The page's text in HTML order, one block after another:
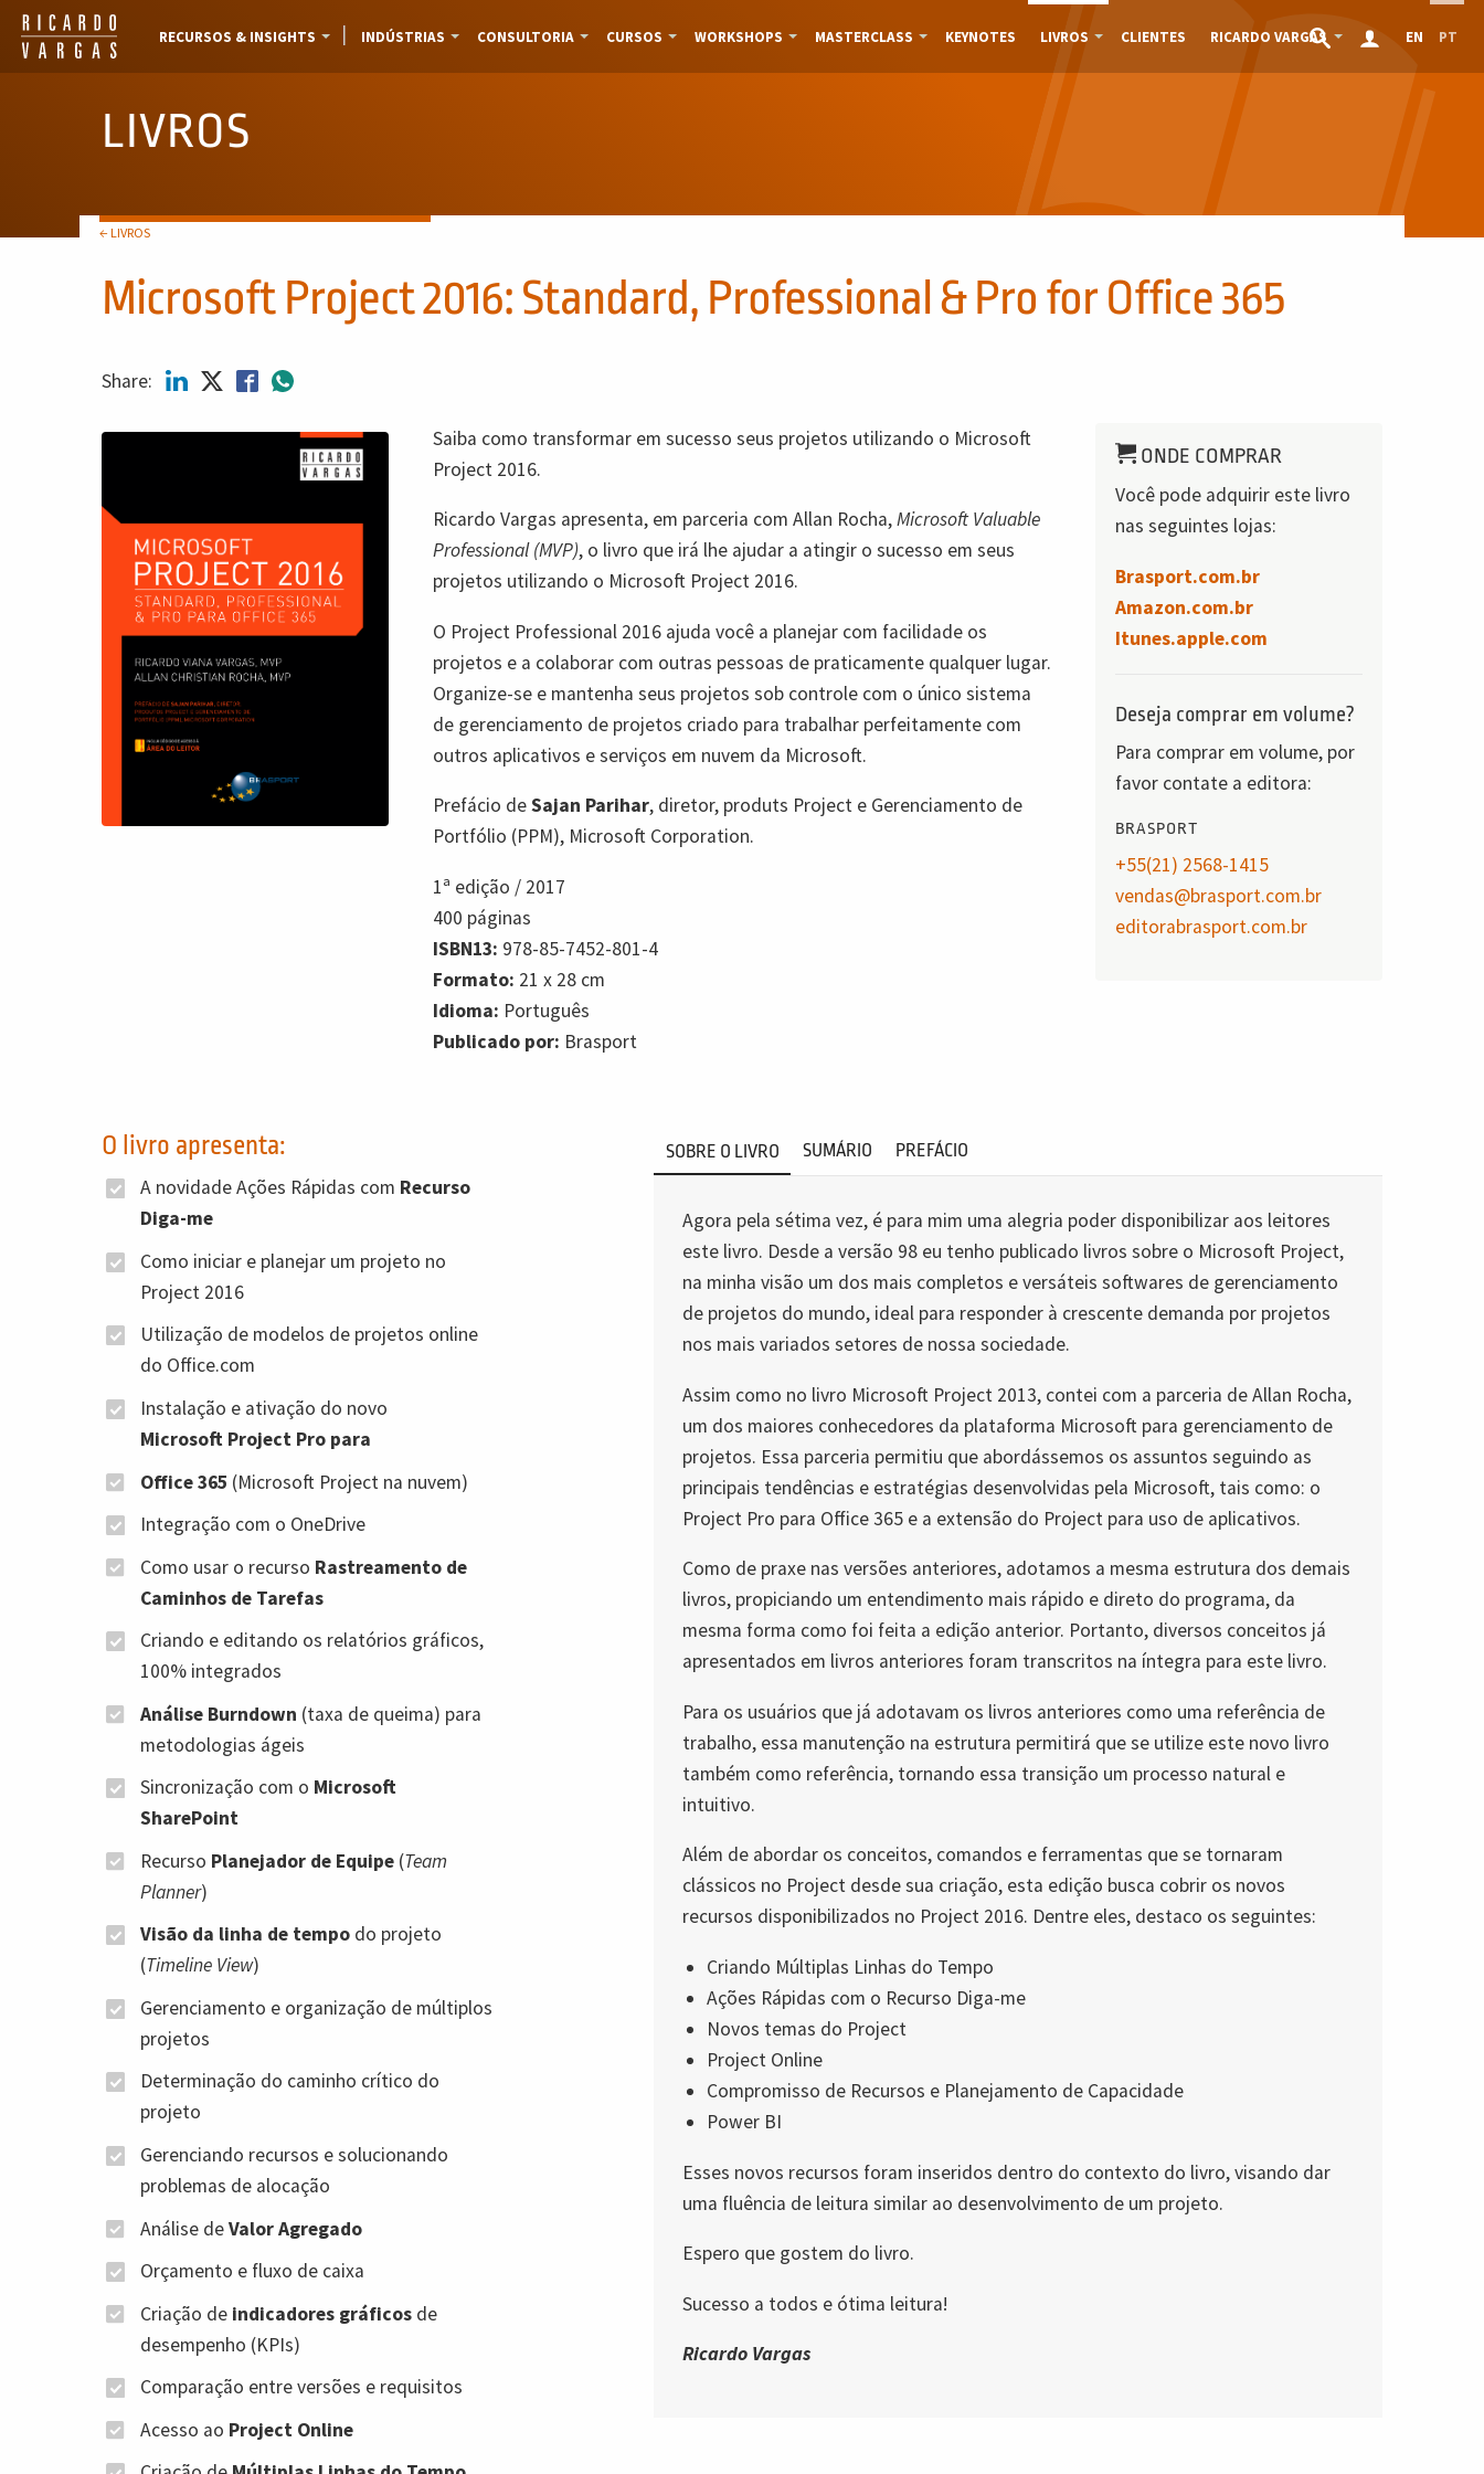
RECURSOS & INSIGHTS INDÚSTRIAS CONSULTORIA CURSOS WORKSHOPS MASTERCLASS KEYNOTES LIVROS CLIENTES RICARDO VARGAS EN PT
LIVROS
← LIVROS
Microsoft Project 2016: Standard, Professional & Pro for Office 365
Share:
Saiba como transformar em sucesso seus projetos utilizando o Microsoft
Project 2016.
Ricardo Vargas apresenta, em parceria com Allan Rocha,Microsoft Valuable
Professional (MVP), o livro que irá lhe ajudar a atingir o sucesso em seus
projetos utilizando o Microsoft Project 2016.
O Project Professional 2016 ajuda você a planejar com facilidade os
projetos e a colaborar com outras pessoas de praticamente qualquer lugar.
Organize-se e mantenha seus projetos sob controle com o único sistema
de gerenciamento de projetos criado para trabalhar perfeitamente com
outros aplicativos e serviços em nuvem da Microsoft.
Prefácio deSajan Parihar, diretor, produts Project e Gerenciamento de
Portfólio (PPM), Microsoft Corporation.
1ª edição / 2017
400 páginas
ISBN13: 978-85-7452-801-4
Formato: 21 x 28 cm
Idioma: Português
Publicado por: Brasport
ONDE COMPRAR
Você pode adquirir este livro
nas seguintes lojas:
Brasport.com.br
Amazon.com.br
Itunes.apple.com
Deseja comprar em volume?
Para comprar em volume, por
favor contate a editora:
BRASPORT
+55(21) 2568-1415
vendas@brasport.com.br
editorabrasport.com.br
O livro apresenta:
A novidade Ações Rápidas com Recurso
Diga-me
Como iniciar e planejar um projeto no
Project 2016
Utilização de modelos de projetos online
do Office.com
Instalação e ativação do novo
Microsoft Project Pro para
Office 365 (Microsoft Project na nuvem)
Integração com o OneDrive
Como usar o recurso Rastreamento de
Caminhos de Tarefas
Criando e editando os relatórios gráficos,
100% integrados
Análise Burndown (taxa de queima) para
metodologias ágeis
Sincronização com o Microsoft
SharePoint
Recurso Planejador de Equipe (Team
Planner)
Visão da linha de tempo do projeto
(Timeline View)
Gerenciamento e organização de múltiplos
projetos
Determinação do caminho crítico do
projeto
Gerenciando recursos e solucionando
problemas de alocação
Análise deValor Agregado
Orçamento e fluxo de caixa
Criação de indicadores gráficos de
desempenho (KPIs)
Comparação entre versões e requisitos
Acesso ao Project Online
SOBRE O LIVRO SUMÁRIO PREFÁCIO
Agora pela sétima vez, é para mim uma alegria poder disponibilizar aos leitores
este livro. Desde a versão 98 eu tenho publicado livros sobre o Microsoft Project,
na minha visão um dos mais completos e versáteis softwares de gerenciamento
de projetos do mundo, ideal para responder à crescente demanda por projetos
nos mais variados setores de nossa sociedade.
Assim como no livro Microsoft Project 2013, contei com a parceria de Allan Rocha,
um dos maiores conhecedores da plataforma Microsoft para gerenciamento de
projetos. Essa parceria permitiu que abordássemos os assuntos seguindo as
principais tendências e estratégias desenvolvidas pela Microsoft, tais como: o
Project Pro para Office 365 e a extensão do Project para uso de aplicativos.
Como de praxe nas versões anteriores, adotamos a mesma estrutura dos demais
livros, propiciando um entendimento mais rápido e direto do programa, da
mesma forma como foi feita a edição anterior. Portanto, diversos conceitos já
apresentados em livros anteriores foram transcritos na íntegra para este livro.
Para os usuários que já adotavam os livros anteriores como uma referência de
trabalho, essa manutenção na estrutura permitirá que se utilize este novo livro
também como referência, tornando essa transição um processo natural e
intuitivo.
Além de abordar os conceitos, comandos e ferramentas que se tornaram
clássicos no Project desde sua criação, esta edição busca cobrir os novos
recursos disponibilizados no Project 2016. Dentre eles, destaco os seguintes:
Criando Múltiplas Linhas do Tempo
Ações Rápidas com o Recurso Diga-me
Novos temas do Project
Project Online
Compromisso de Recursos e Planejamento de Capacidade
Power BI
Esses novos recursos foram inseridos dentro do contexto do livro, visando dar
uma fluência de leitura similar ao desenvolvimento de um projeto.
Espero que gostem do livro.
Sucesso a todos e ótima leitura!
Ricardo Vargas